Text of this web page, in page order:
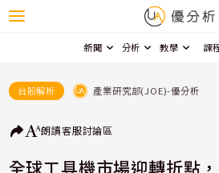
新聞 分析 教學 課
台股解析 產業研究部(JOE)-優分析
朗讀客服討論區
全球工具機市場迎轉折點